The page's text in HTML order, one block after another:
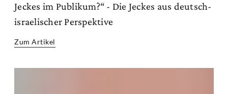
Jeckes im Publikum?“ - Die Jeckes aus deutsch-
israelischer Perspektive
Zum Artikel